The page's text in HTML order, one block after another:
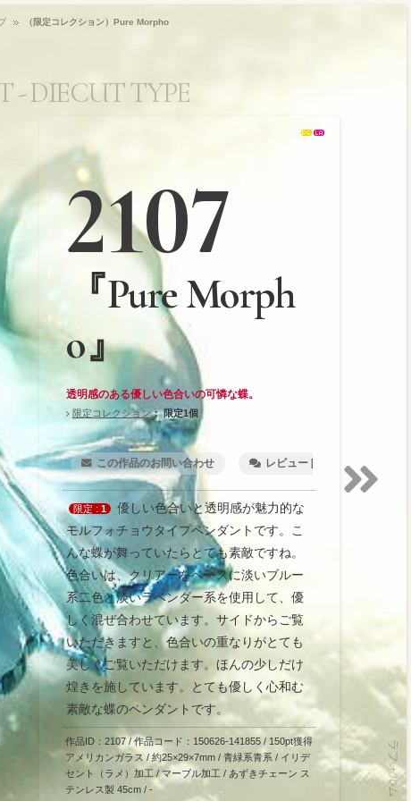
（限定コレクション）Pure Morpho
2107
『Pure Morph
o』
透明感のある優しい色合いの可憐な蝶。
限定コレクション：限定1個
この作品のお問い合わせ レビュー [1]
限定 :1
優しい色合いと透明感が魅力的な
モルフォチョウタイプペンダントです。こ
んな蝶が舞っていたらとても素敵ですね。
色合いは、クリアーをベースに淡いブルー
系二色と淡いラベンダー系を使用して、優
しく混ぜ合わせています。サイドからご覧
いただきますと、色合いの重なりがとても
美しくご覧いただけます。ほんの少しだけ
煌きを施しています。とても優しく心和む
素敵な蝶のペンダントです。
作品ID：2107 / 作品コード：150626-141855/ 150pt獲得
アメリカンガラス / 約25×29×7mm / 青緑系青系 / イリデ
セント（ラメ）加工 / マーブル加工 / あずきチェーン ス
テンレス製 45cm / -
トダイカット(平
- DIECUT TYPE